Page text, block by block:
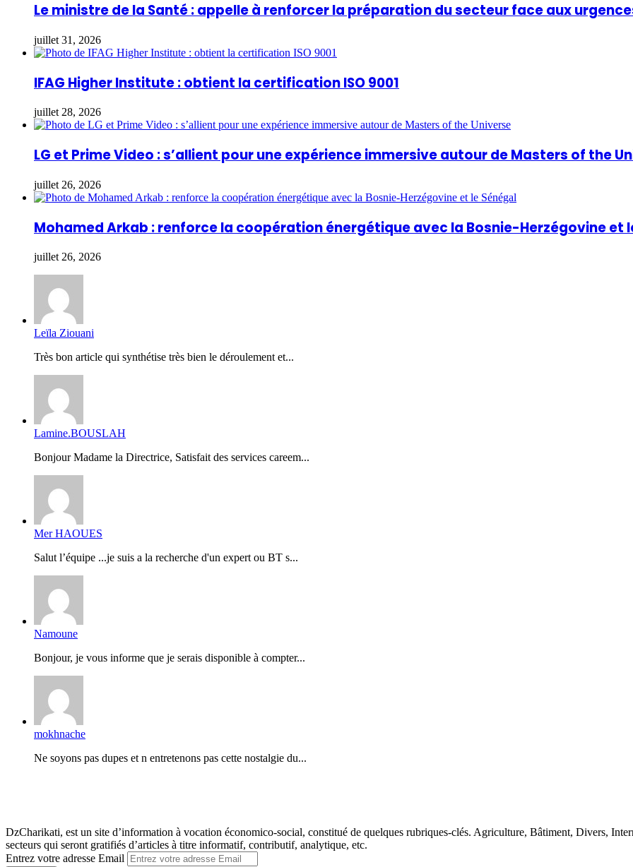
Le ministre de la Santé : appelle à renforcer la préparation du secteur face aux
juillet 31, 2026
IFAG Higher Institute : obtient la certification ISO 9001
juillet 28, 2026
LG et Prime Video : s’allient pour une expérience immersive autour de Masters of the
juillet 26, 2026
Mohamed Arkab : renforce la coopération énergétique avec la Bosnie-Herzégovine et
juillet 26, 2026
Leïla Ziouani
Très bon article qui synthétise très bien le déroulement et...
Lamine.BOUSLAH
Bonjour Madame la Directrice, Satisfait des services careem...
Mer HAOUES
Salut l’équipe ...je suis a la recherche d'un expert ou BT s...
Namoune
Bonjour, je vous informe que je serais disponible à compter...
mokhnache
Ne soyons pas dupes et n entretenons pas cette nostalgie du...
DzCharikati, est un site d’information à vocation économico-social, constitué de quelques rubriques-clés. Agriculture, Bâtiment, Divers,
secteurs qui seront gratifiés d’articles à titre informatif, contributif, analytique, etc.
Entrez votre adresse Email